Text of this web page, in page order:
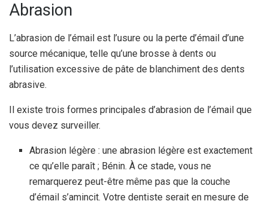
Abrasion
L’abrasion de l’émail est l’usure ou la perte d’émail d’une
source mécanique, telle qu’une brosse à dents ou
l’utilisation excessive de pâte de blanchiment des dents
abrasive.
Il existe trois formes principales d’abrasion de l’émail que
vous devez surveiller.
Abrasion légère : une abrasion légère est exactement
ce qu’elle paraît ; Bénin. À ce stade, vous ne
remarquerez peut-être même pas que la couche
d’émail s’amincit. Votre dentiste serait en mesure de